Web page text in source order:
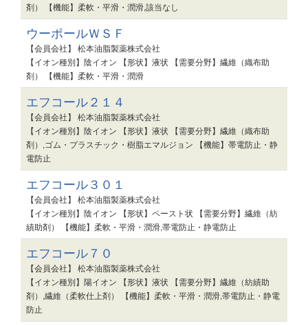
剤） 【機能】柔軟・平滑・潤滑,該当なし
ウーポールＷＳＦ
【会員会社】 松本油脂製薬株式会社
【イオン種別】陰イオン 【形状】液状 【需要分野】繊維（織布助
剤） 【機能】柔軟・平滑・潤滑
エフコール２１４
【会員会社】 松本油脂製薬株式会社
【イオン種別】陰イオン 【形状】液状 【需要分野】繊維（織布助
剤）,ゴム・プラスチック・樹脂エマルジョン 【機能】帯電防止・静
電防止
エフコール３０１
【会員会社】 松本油脂製薬株式会社
【イオン種別】陰イオン 【形状】ペースト状 【需要分野】繊維（紡
績助剤） 【機能】柔軟・平滑・潤滑,帯電防止・静電防止
エフコール７０
【会員会社】 松本油脂製薬株式会社
【イオン種別】陽イオン 【形状】液状 【需要分野】繊維（紡績助
剤）,繊維（柔軟仕上剤） 【機能】柔軟・平滑・潤滑,帯電防止・静電
防止